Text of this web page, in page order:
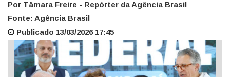
Por Tâmara Freire - Repórter da Agência Brasil
Fonte: Agência Brasil
Publicado 13/03/2026 17:45